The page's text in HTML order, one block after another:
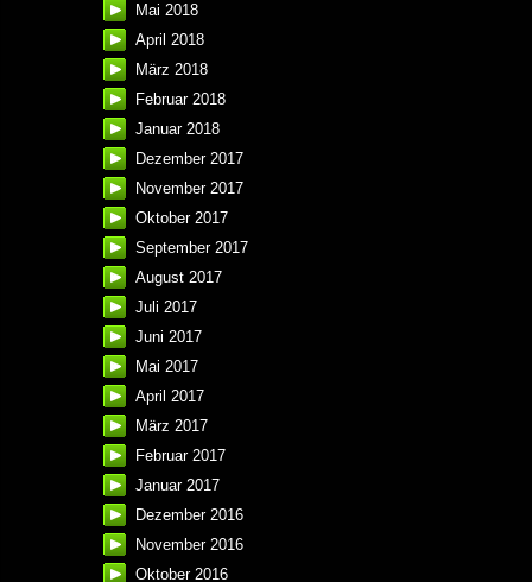
Mai 2018
April 2018
März 2018
Februar 2018
Januar 2018
Dezember 2017
November 2017
Oktober 2017
September 2017
August 2017
Juli 2017
Juni 2017
Mai 2017
April 2017
März 2017
Februar 2017
Januar 2017
Dezember 2016
November 2016
Oktober 2016